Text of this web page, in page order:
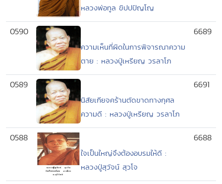
หลวงพ่อทูล ขิปปปัญโญ
0590
ความเห็นที่ผิดในการพิจารณาความ
ตาย : หลวงปู่เหรียญ วรลาโภ
6689
0589
นิสัยเกียจคร้านตัดขาดทางกุศล
ความดี : หลวงปู่เหรียญ วรลาโภ
6691
0588
ใจเป็นใหญ่จึงต้องอบรมให้ดี :
หลวงปู่สุวัจน์ สุวโจ
6688